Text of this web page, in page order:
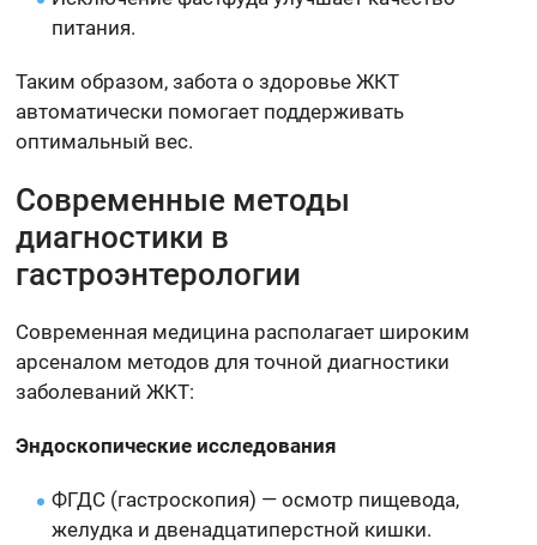
питания.
Таким образом, забота о здоровье ЖКТ
автоматически помогает поддерживать
оптимальный вес.
Современные методы
диагностики в
гастроэнтерологии
Современная медицина располагает широким
арсеналом методов для точной диагностики
заболеваний ЖКТ:
Эндоскопические исследования
ФГДС (гастроскопия) — осмотр пищевода,
желудка и двенадцатиперстной кишки.